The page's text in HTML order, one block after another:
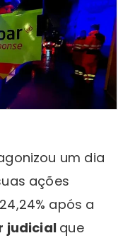
um dia
ações
após a
judicial que